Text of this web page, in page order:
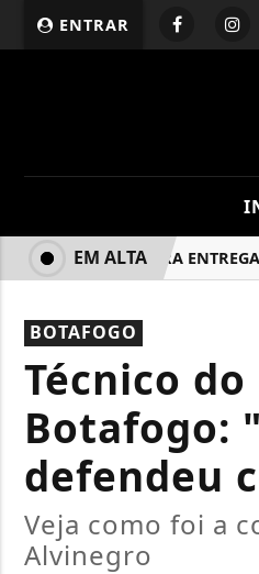
ENTRAR
PREFEITURA ENTREGA
EM ALTA
BOTAFOGO
Técnico
Botafogo:
defendeu
Veja como foi a
Alvinegro